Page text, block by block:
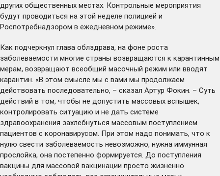
других общественных местах. Контрольные мероприятия
будут проводиться на этой неделе полицией и
Роспотребнадзором в ежедневном режиме».
Как подчеркнул глава облздрава, на фоне роста
заболеваемости многие страны возвращаются к карантинным
мерам, возвращают всеобщий масочный режим или вводят
карантин. «В этом смысле мы с вами мы продолжаем
действовать последовательно, – сказал Артур Фокин. – Суть
действий в том, чтобы не допустить массовых вспышек,
контролировать ситуацию и не дать системе
здравоохранения захлебнуться массовым поступлением
пациентов с коронавирусом. При этом надо понимать, что к
нулю свести заболеваемость невозможно, нужна иммунная
прослойка, она постепенно формируется. До поступления
вакцины для массовой вакцинации просто жизненно